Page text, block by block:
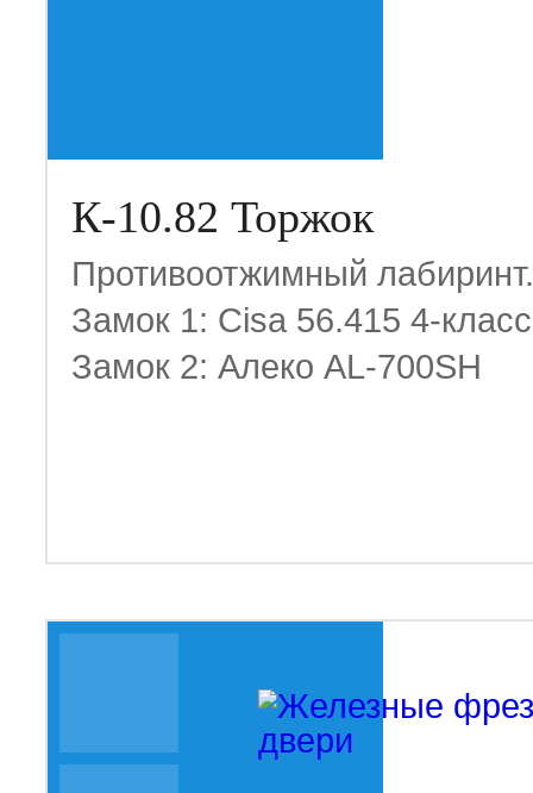
К-10.82 Торжок
Противоотжимный лабиринт.
Замок 1: Cisa 56.415 4-класс
Замок 2: Алеко AL-700SH